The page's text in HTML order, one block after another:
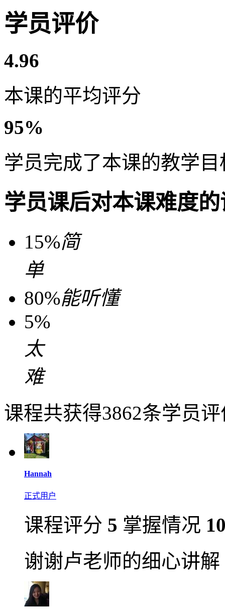
学员评价
4.96
本课的平均评分
95%
学员完成了本课的教学目
学员课后对本课难度
15%简
单
80%能听懂
5%
太
难
课程共获得3862条学员
Hannah
正式用户
课程评分 5 掌握情况
谢谢卢老师的细心讲